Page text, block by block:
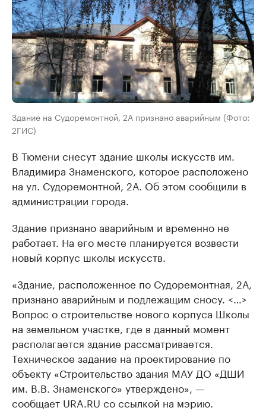
Здание на Судоремонтной, 2А признано аварийным (Фото:
2ГИС)
В Тюмени снесут здание школы искусств им.
Владимира Знаменского, которое расположено
на ул. Судоремонтной, 2А. Об этом сообщили в
администрации города.
Здание признано аварийным и временно не
работает. На его месте планируется возвести
новый корпус школы искусств.
«Здание, расположенное по Судоремонтная, 2А,
признано аварийным и подлежащим сносу. <…>
Вопрос о строительстве нового корпуса Школы
на земельном участке, где в данный момент
располагается здание рассматривается.
Техническое задание на проектирование по
объекту «Строительство здания МАУ ДО «ДШИ
им. В.В. Знаменского» утверждено», —
сообщает URA.RU со ссылкой на мэрию.